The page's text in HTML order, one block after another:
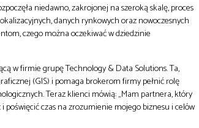
niedawno, zakrojonej na szeroką skalę, proces
danych rynkowych oraz nowoczesnych
czego można oczekiwać w dziedzinie
w firmie grupę Technology & Data Solutions. Ta,
(GIS) i pomaga brokerom firmy pełnić rolę
Teraz klienci mówią: „Mam partnera, który
poświęcić czas na zrozumienie mojego biznesu i celów